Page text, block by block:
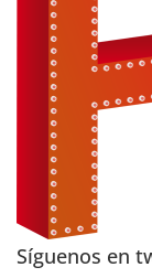
Síguenos en